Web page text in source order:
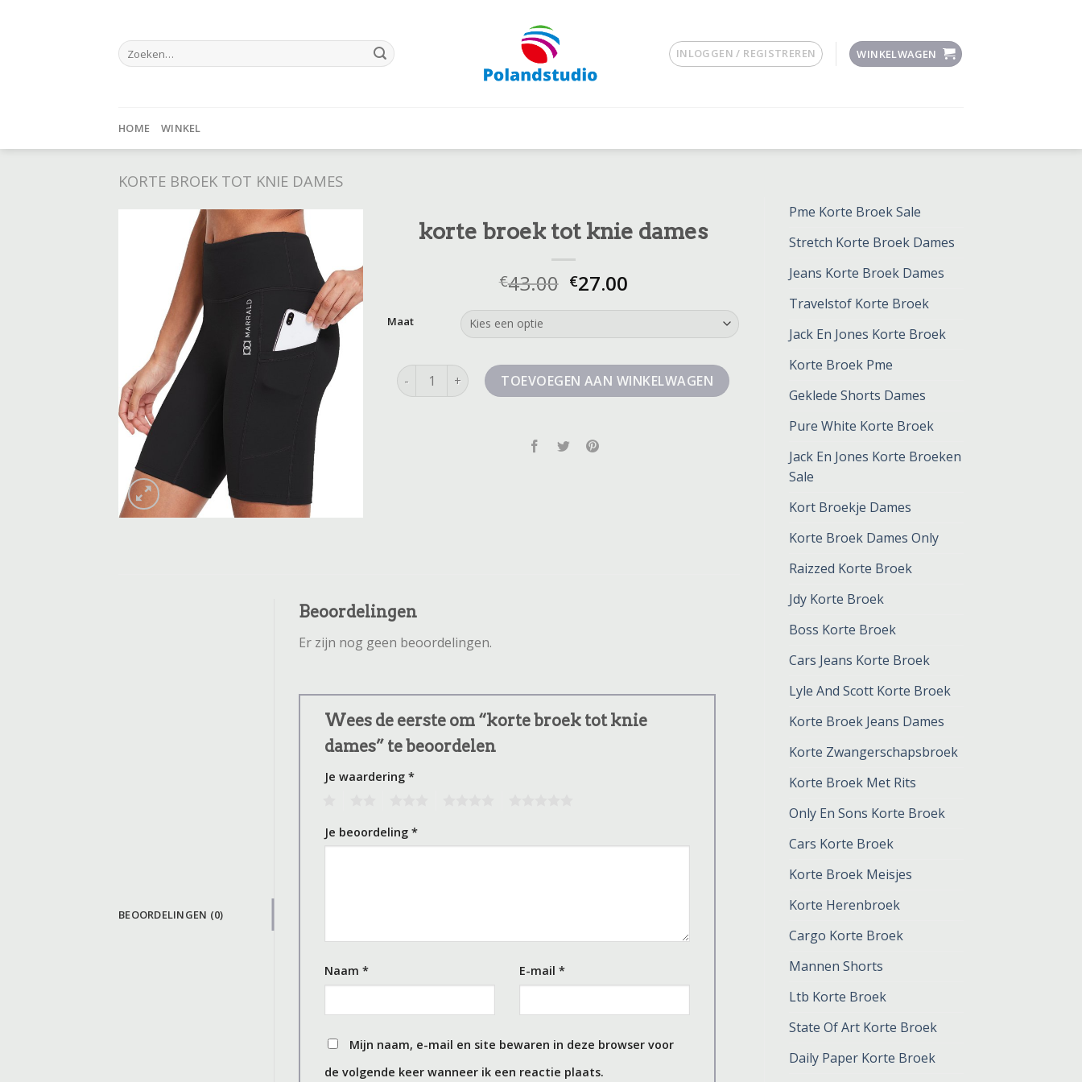
Zoeken
naar:
INLOGGEN / REGISTREREN WINKELWAGEN
HOME WINKEL
KORTE BROEK TOT KNIE DAMES
Pme Korte Broek Sale
Stretch Korte Broek Dames
Jeans Korte Broek Dames
Travelstof Korte Broek
Jack En Jones Korte Broek
Korte Broek Pme
Geklede Shorts Dames
Pure White Korte Broek
Jack En Jones Korte Broeken
Sale
Kort Broekje Dames
Korte Broek Dames Only
Raizzed Korte Broek
Jdy Korte Broek
Boss Korte Broek
Cars Jeans Korte Broek
Lyle And Scott Korte Broek
Korte Broek Jeans Dames
Korte Zwangerschapsbroek
Korte Broek Met Rits
Only En Sons Korte Broek
Cars Korte Broek
Korte Broek Meisjes
Korte Herenbroek
Cargo Korte Broek
Mannen Shorts
Ltb Korte Broek
State Of Art Korte Broek
Daily Paper Korte Broek
korte broek tot knie dames
€43.00 €27.00
Maat
korte broek tot knie dames aantalTOEVOEGEN AAN WINKELWAGEN
BEOORDELINGEN (0)
Beoordelingen
Er zijn nog geen beoordelingen.
Wees de eerste om “korte broek tot knie
dames” te beoordelen
Je waardering *
Je beoordeling *
Naam * E-mail *
Mijn naam, e-mail en site bewaren in deze browser voor
de volgende keer wanneer ik een reactie plaats.